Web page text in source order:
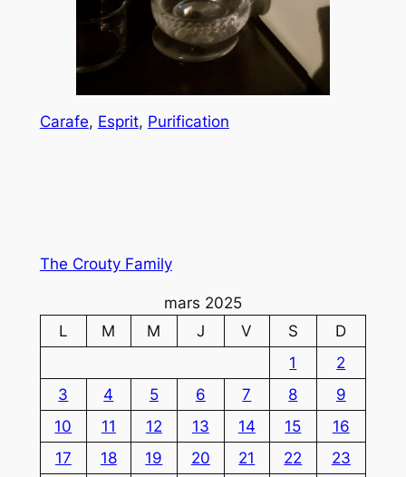
Carafe, Esprit, Purification
The Crouty Family
mars 2025
L
M M J V S
D
1
2
3
4 5 6 7 8
9
10
11 12 13 14 15
16
17
18 19 20 21 22
23